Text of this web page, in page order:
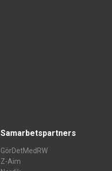
Samarbetspartners
GörDetMedRW
Z-Aim